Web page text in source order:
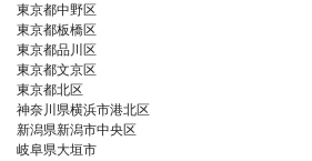
東京都中野区
東京都板橋区
東京都品川区
東京都文京区
東京都北区
神奈川県横浜市港北区
新潟県新潟市中央区
岐阜県大垣市